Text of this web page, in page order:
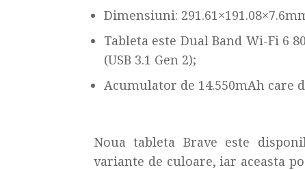
Dimensiuni:
Tableta este Dual Band Wi-Fi 6
(USB 3.1 Gen 2);
Acumulator de 14.550mAh care
Noua tableta Brave este
variante de culoare, iar aceasta